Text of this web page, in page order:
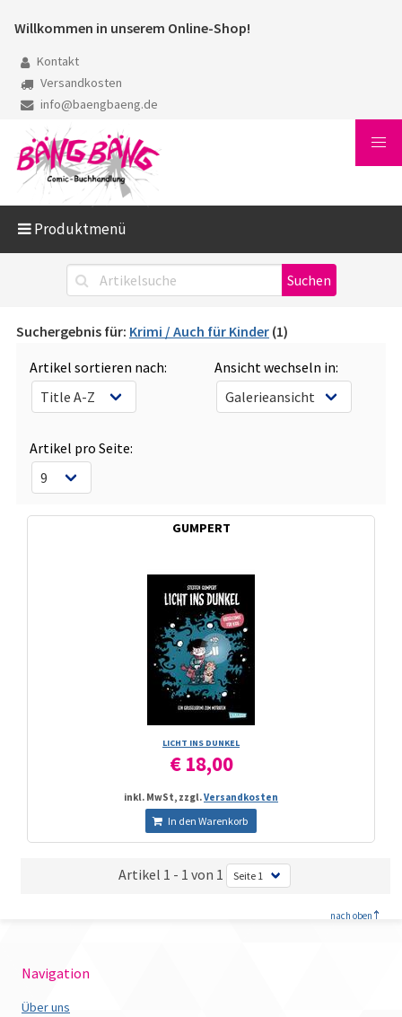
Willkommen in unserem Online-Shop!
Kontakt
Versandkosten
info@baengbaeng.de
Produktmenü
Suchergebnis für: Krimi / Auch für Kinder (1)
Artikel sortieren nach:
Ansicht wechseln in:
Artikel pro Seite:
GUMPERT
LICHT INS DUNKEL
€ 18,00
inkl. MwSt, zzgl.Versandkosten
In den Warenkorb
Artikel 1 - 1 von 1
nach oben
Navigation
Über uns